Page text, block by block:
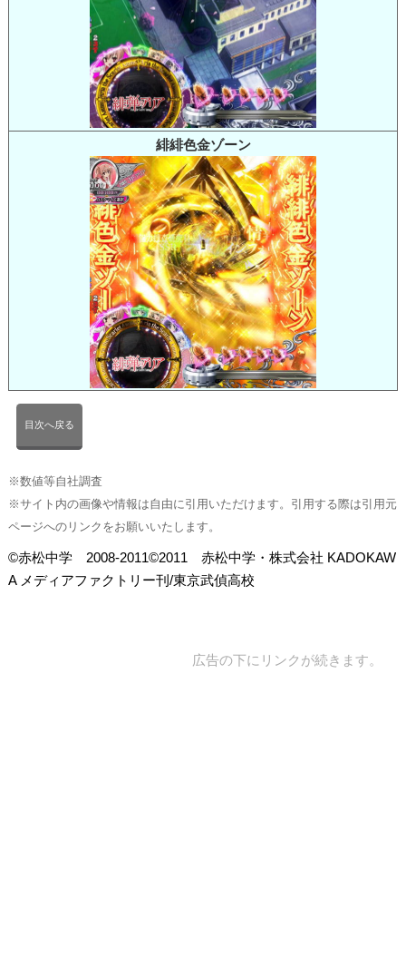
緋緋色金ゾーン
目次へ戻る
※数値等自社調査
※サイト内の画像や情報は自由に引用いただけます。引用する際は引用元
ページへのリンクをお願いいたします。
©赤松中学 2008-2011©2011 赤松中学・株式会社 KADOKAW
A メディアファクトリー刊/東京武偵高校
広告の下にリンクが続きます。